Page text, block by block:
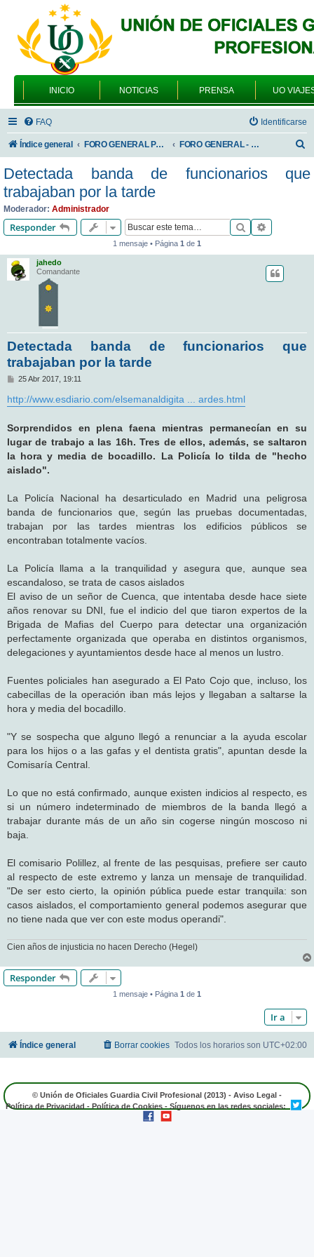
INICIO NOTICIAS PRENSA UO
FAQ Identificarse
Índice general FORO GENERAL PARA TODOS LOS USUARIOS FORO GENERAL - SONRIA, POR FAVOR
s
Detectada banda de funcionarios que
trabajaban por la tarde
Moderador: Administrador
Responder Buscar
1 mensaje • Página 1 de 1
jahedo
Comandante
Detectada banda de funcionarios que
trabajaban por la tarde
M
n
s
e
25 Abr 2017, 19:11
http://www.esdiario.com/elsemanaldigita ... ardes.html
Sorprendidos en plena faena mientras permanecían en su
lugar de trabajo a las 16h. Tres de ellos, además, se saltaron
la hora y media de bocadillo. La Policía lo tilda de "hecho
aislado".
La Policía Nacional ha desarticulado en Madrid una peligrosa
banda de funcionarios que, según las pruebas documentadas,
trabajan por las tardes mientras los edificios públicos se
encontraban totalmente vacíos.
La Policía llama a la tranquilidad y asegura que, aunque sea
escandaloso, se trata de casos aislados
El aviso de un señor de Cuenca, que intentaba desde hace siete
años renovar su DNI, fue el indicio del que tiaron expertos de la
Brigada de Mafias del Cuerpo para detectar una organización
perfectamente organizada que operaba en distintos organismos,
delegaciones y ayuntamientos desde hace al menos un lustro.
Fuentes policiales han asegurado a El Pato Cojo que, incluso, los
cabecillas de la operación iban más lejos y llegaban a saltarse la
hora y media del bocadillo.
"Y se sospecha que alguno llegó a renunciar a la ayuda escolar
para los hijos o a las gafas y el dentista gratis", apuntan desde la
Comisaría Central.
Lo que no está confirmado, aunque existen indicios al respecto, es
si un número indeterminado de miembros de la banda llegó a
trabajar durante más de un año sin cogerse ningún moscoso ni
baja.
El comisario Polillez, al frente de las pesquisas, prefiere ser cauto
al respecto de este extremo y lanza un mensaje de tranquilidad.
"De ser esto cierto, la opinión pública puede estar tranquila: son
casos aislados, el comportamiento general podemos asegurar que
no tiene nada que ver con este modus operandi".
Cien años de injusticia no hacen Derecho (Hegel)
Responder
1 mensaje • Página 1 de 1
Ir a
Índice general Todos los horarios son UTC+02:00
Borrar cookies
© Unión de Oficiales Guardia Civil Profesional (2013) - Aviso Legal -
Política de Privacidad - Política de Cookies - Síguenos en las redes sociales: